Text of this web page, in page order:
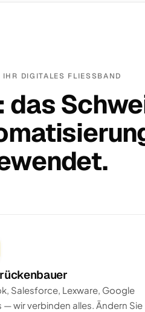
DIGITALES FLIESSBAND
das
Salesforce, Lexware, Google
— wir verbinden alles. Ändern Sie